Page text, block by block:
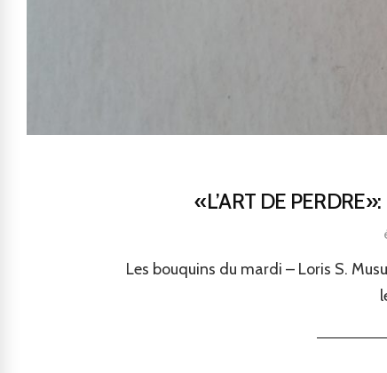
«L’ART DE
Les bouquins du mardi – Loris S.